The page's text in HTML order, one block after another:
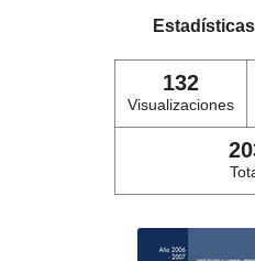
132
Visualizaciones